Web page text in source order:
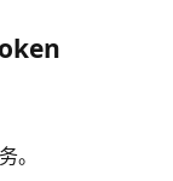
。